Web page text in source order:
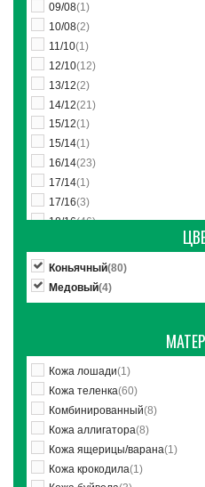
09/08(1)
10/08(2)
11/10(1)
12/10(12)
13/12(2)
14/12(21)
15/12(1)
15/14(1)
16/14(23)
17/14(1)
17/16(3)
18/16(46)
21/18(8)
22/16 (2)
22/18 (17)
22/20(47)
22/22 (4)
24/18 (1)
24/20 (6)
Коньячный(80)
Медовый(4)
Кожа лошади(1)
Кожа теленка(60)
Комбинированный(8)
Кожа аллигатора(8)
Кожа ящерицы/варана(1)
Кожа крокодила(1)